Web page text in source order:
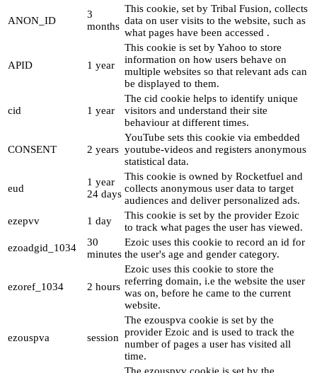
ANON_ID
3
months
This cookie, set by Tribal Fusion, collects
data on user visits to the website, such as
what pages have been accessed .
APID 1 year
This cookie is set by Yahoo to store
information on how users behave on
multiple websites so that relevant ads can
be displayed to them.
cid 1 year
The cid cookie helps to identify unique
visitors and understand their site
behaviour at different times.
CONSENT 2 years
YouTube sets this cookie via embedded
youtube-videos and registers anonymous
statistical data.
eud
1 year
24 days
This cookie is owned by Rocketfuel and
collects anonymous user data to target
audiences and deliver personalized ads.
ezepvv
1 day
This cookie is set by the provider Ezoic
to track what pages the user has viewed.
ezoadgid_1034
30
minutes
Ezoic uses this cookie to record an id for
the user's age and gender category.
ezoref_1034 2 hours
Ezoic uses this cookie to store the
referring domain, i.e the website the user
was on, before he came to the current
website.
ezouspva session
The ezouspva cookie is set by the
provider Ezoic and is used to track the
number of pages a user has visited all
time.
The ezouspvv cookie is set by the